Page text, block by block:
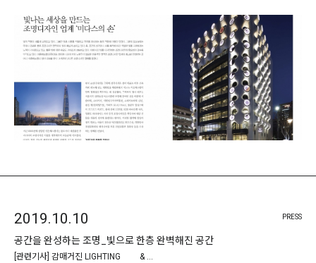
2019.10.10
공간을 완성하는 조명_빛으로 한층 완벽해진 공간
[관련기사] 감매거진 LIGHTING & …
PRESS